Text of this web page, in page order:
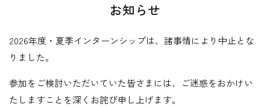
お知らせ
2026年度・夏季インターンシップは、諸事情により中止とな
りました。
参加をご検討いただいていた皆さまには、ご迷惑をおかけい
たしますことを深くお詫び申し上げます。